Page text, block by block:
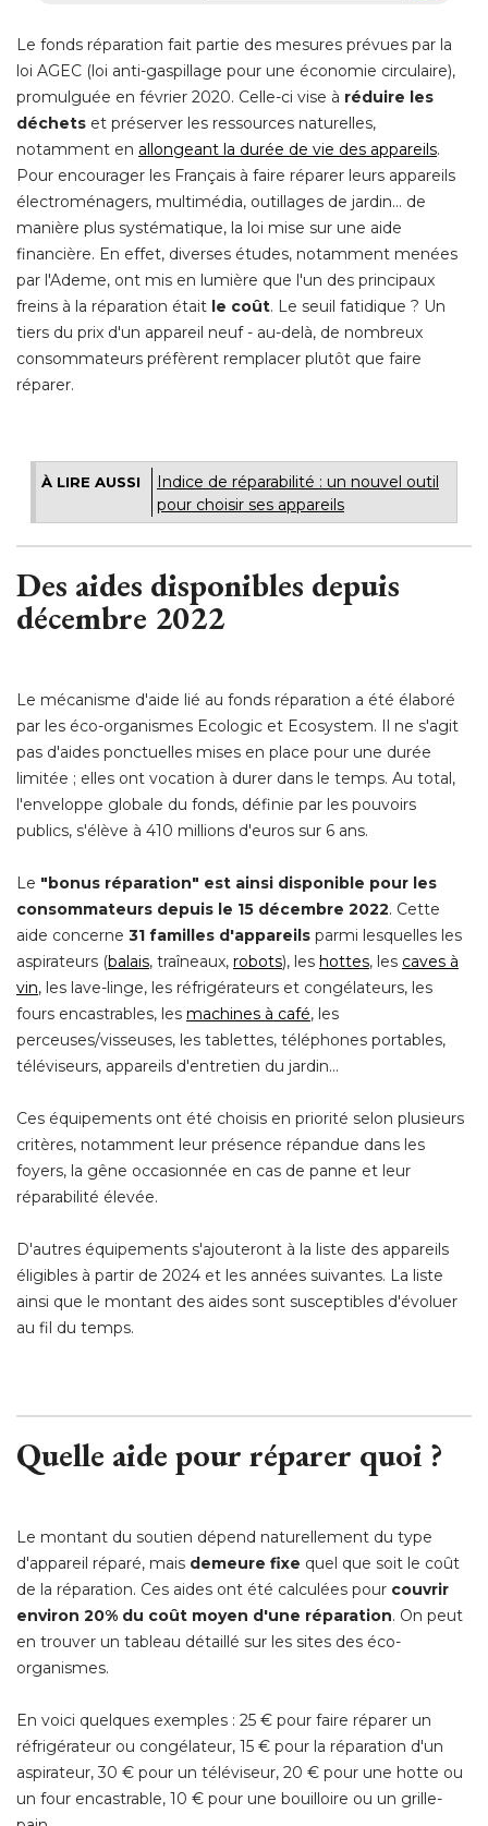
Le fonds réparation fait partie des mesures prévues par la
loi AGEC (loi anti-gaspillage pour une économie circulaire),
promulguée en février 2020. Celle-ci vise à réduire les
déchets et préserver les ressources naturelles,
notamment en allongeant la durée de vie des appareils.
Pour encourager les Français à faire réparer leurs appareils
électroménagers, multimédia, outillages de jardin... de
manière plus systématique, la loi mise sur une aide
financière. En effet, diverses études, notamment menées
par l'Ademe, ont mis en lumière que l'un des principaux
freins à la réparation était le coût. Le seuil fatidique ? Un
tiers du prix d'un appareil neuf - au-delà, de nombreux
consommateurs préfèrent remplacer plutôt que faire
réparer.
À LIRE AUSSI
Indice de réparabilité : un nouvel outil
pour choisir ses appareils
Des aides disponibles depuis
décembre 2022
Le mécanisme d'aide lié au fonds réparation a été élaboré
par les éco-organismes Ecologic et Ecosystem. Il ne s'agit
pas d'aides ponctuelles mises en place pour une durée
limitée ; elles ont vocation à durer dans le temps. Au total,
l'enveloppe globale du fonds, définie par les pouvoirs
publics, s'élève à 410 millions d'euros sur 6 ans.
Le "bonus réparation" est ainsi disponible pour les
consommateurs depuis le 15 décembre 2022. Cette
aide concerne 31 familles d'appareils parmi lesquelles les
aspirateurs (balais, traîneaux, robots), les hottes, les caves à
vin, les lave-linge, les réfrigérateurs et congélateurs, les
fours encastrables, les machines à café, les
perceuses/visseuses, les tablettes, téléphones portables,
téléviseurs, appareils d'entretien du jardin...
Ces équipements ont été choisis en priorité selon plusieurs
critères, notamment leur présence répandue dans les
foyers, la gêne occasionnée en cas de panne et leur
réparabilité élevée.
D'autres équipements s'ajouteront à la liste des appareils
éligibles à partir de 2024 et les années suivantes. La liste
ainsi que le montant des aides sont susceptibles d'évoluer
au fil du temps.
Quelle aide pour réparer quoi ?
Le montant du soutien dépend naturellement du type
d'appareil réparé, mais demeure fixe quel que soit le coût
de la réparation. Ces aides ont été calculées pour couvrir
environ 20% du coût moyen d'une réparation. On peut
en trouver un tableau détaillé sur les sites des éco-
organismes.
En voici quelques exemples : 25 € pour faire réparer un
réfrigérateur ou congélateur, 15 € pour la réparation d'un
aspirateur, 30 € pour un téléviseur, 20 € pour une hotte ou
un four encastrable, 10 € pour une bouilloire ou un grille-